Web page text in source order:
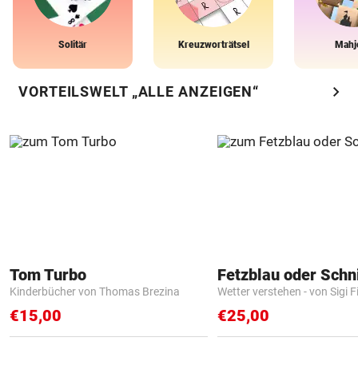
Solitär Kreuzworträtsel
VORTEILSWELT „ALLE ANZEIGEN“ chevron_right
Tom Turbo
Kinderbücher von Thomas Brezina
€15,00
Fetzblau oder
Wetter verstehen - von Sigi
€25,00